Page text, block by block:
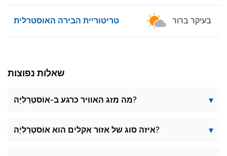
טריטוריית הבירה האוסטרלית בעיקר ברור
שאלות נפוצות
מה מזג האוויר כרגע ב-אוֹסטְרַלִיָה?
איזה סוג של אזור אקלים הוא אוֹסטְרַלִיָה?